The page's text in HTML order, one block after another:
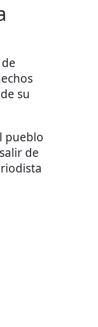
su
pueblo
de